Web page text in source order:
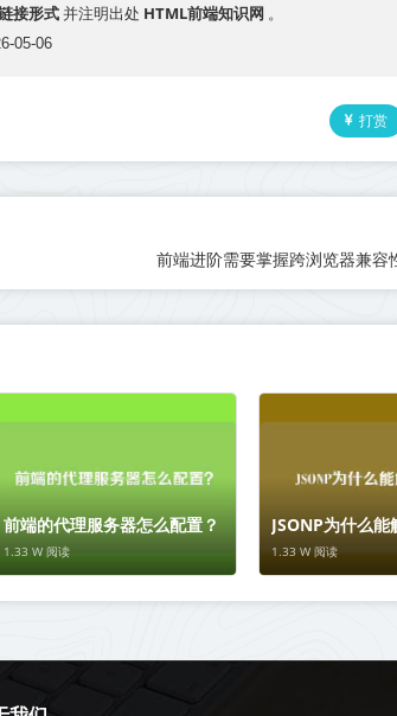
接形式 并注明出处 HTML前端知识网 。
05-06
打赏
前端进阶需要掌握跨浏览器兼容
前端的代理服务器怎么配置？
1.33 W 阅读
JSONP为什么能
1.33 W 阅读